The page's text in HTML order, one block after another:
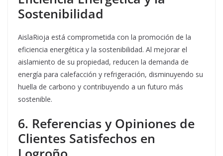
Sostenibilidad
AislaRioja está comprometida con la promoción de la
eficiencia energética y la sostenibilidad. Al mejorar el
aislamiento de su propiedad, reducen la demanda de
energía para calefacción y refrigeración, disminuyendo su
huella de carbono y contribuyendo a un futuro más
sostenible.
6. Referencias y Opiniones de
Clientes Satisfechos en